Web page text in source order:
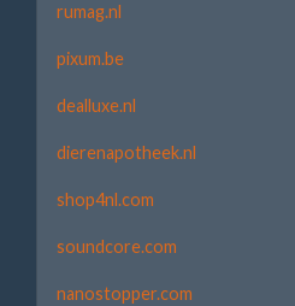
rumag.nl
pixum.be
dealluxe.nl
dierenapotheek.nl
shop4nl.com
soundcore.com
nanostopper.com